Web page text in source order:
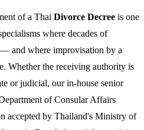
of a Thai Divorce Decree is one
where decades of
and where improvisation by a
Whether the receiving authority is
or judicial, our in-house senior
of Consular Affairs
accepted by Thailand's Ministry of